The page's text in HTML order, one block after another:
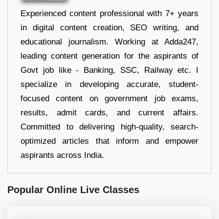
Experienced content professional with 7+ years
in digital content creation, SEO writing, and
educational journalism. Working at Adda247,
leading content generation for the aspirants of
Govt job like - Banking, SSC, Railway etc. I
specialize in developing accurate, student-
focused content on government job exams,
results, admit cards, and current affairs.
Committed to delivering high-quality, search-
optimized articles that inform and empower
aspirants across India.
Popular Online Live Classes